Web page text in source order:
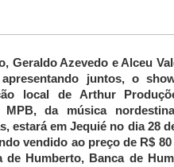
Geraldo Azevedo e Alceu
juntos, o
local de Arthur
MPB, da música
estará em Jequié no dia 28
vendido ao preço de R$ 80
de Humberto, Banca de